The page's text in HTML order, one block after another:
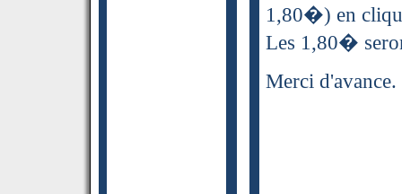
1,80�) en
Les 1,80�
Merci d'avance.